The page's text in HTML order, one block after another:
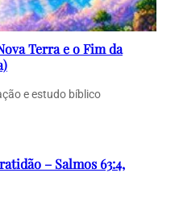
Terra e o Fim da
e estudo bíblico
– Salmos 63:4,